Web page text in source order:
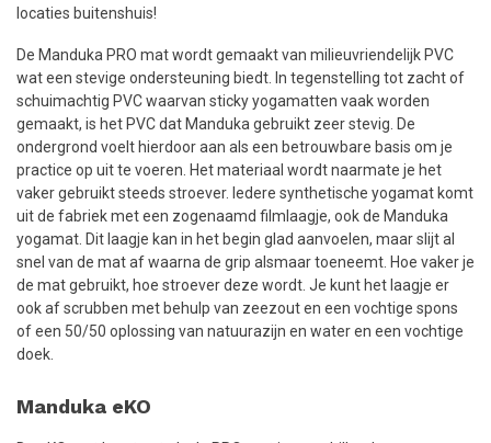
locaties buitenshuis!
De Manduka PRO mat wordt gemaakt van milieuvriendelijk PVC
wat een stevige ondersteuning biedt. In tegenstelling tot zacht of
schuimachtig PVC waarvan sticky yogamatten vaak worden
gemaakt, is het PVC dat Manduka gebruikt zeer stevig. De
ondergrond voelt hierdoor aan als een betrouwbare basis om je
practice op uit te voeren. Het materiaal wordt naarmate je het
vaker gebruikt steeds stroever. Iedere synthetische yogamat komt
uit de fabriek met een zogenaamd filmlaagje, ook de Manduka
yogamat. Dit laagje kan in het begin glad aanvoelen, maar slijt al
snel van de mat af waarna de grip alsmaar toeneemt. Hoe vaker je
de mat gebruikt, hoe stroever deze wordt. Je kunt het laagje er
ook af scrubben met behulp van zeezout en een vochtige spons
of een 50/50 oplossing van natuurazijn en water en een vochtige
doek.
Manduka eKO